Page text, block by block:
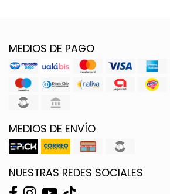
MEDIOS DE PAGO
MEDIOS DE ENVÍO
NUESTRAS REDES SOCIALES